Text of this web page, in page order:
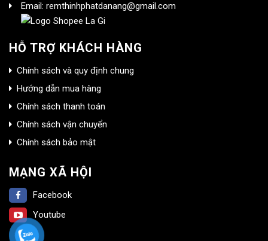
Email: remthinhphatdanang@gmail.com
HỖ TRỢ KHÁCH HÀNG
Chính sách và quy định chung
Hướng dẫn mua hàng
Chính sách thanh toán
Chính sách vận chuyển
Chính sách bảo mật
MẠNG XÃ HỘI
Facebook
Youtube